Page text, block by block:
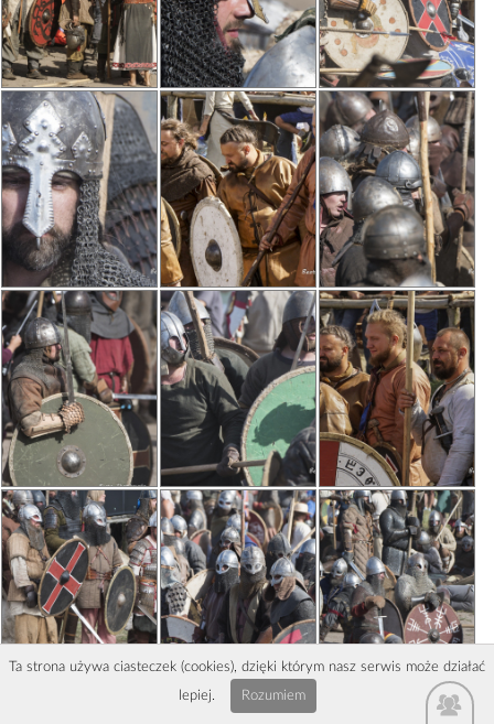
Ta strona używa ciasteczek (cookies), dzięki którym nasz serwis może działać
lepiej.
Rozumiem